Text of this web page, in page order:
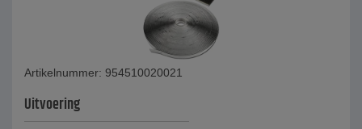
Artikelnummer: 954510020021
Uitvoering